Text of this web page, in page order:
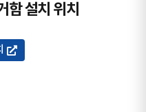
함 설치 위치